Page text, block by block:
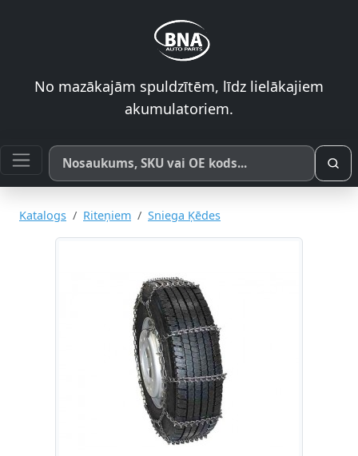
No mazākajām spuldzītēm, līdz lielākajiem
akumulatoriem.
Meklēt pēc produkta nosaukuma, SKU vai OE koda
Katalogs Riteņiem Sniega Ķēdes